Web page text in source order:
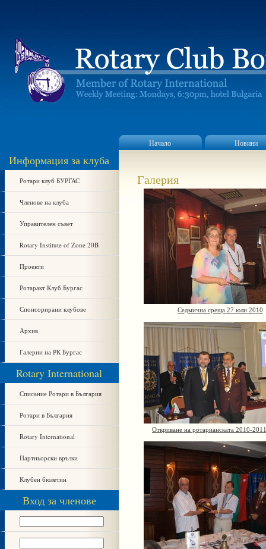
Начало Новини
Информация за клуба
Ротари клуб БУРГАС
Членове на клуба
Управителен съвет
Rotary Institute of Zone 20B
Проекти
Ротаракт Клуб Бургас
Спонсорирани клубове
Архив
Галерии на РК Бургас
Rotary International
Списание Ротари в България
Ротари в България
Rotary International
Партньорски връзки
Клубен бюлетин
Вход за членове
Галерия
Седмична среща 27 юли 2010
Откриване на ротарианската 2010-